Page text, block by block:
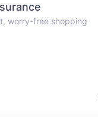
worry-free shopping